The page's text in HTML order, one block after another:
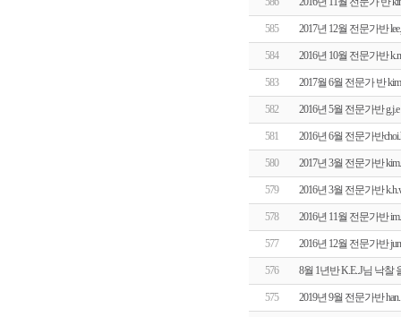
585 2017년 12월 전문가반
584 2016년 10월 전문가반
583 2017월 6월 전문가 반
582 2016년 5월 전문가반
581 2016년 6월 전문가반
580 2017년 3월 전문가반
579 2016년 3월 전문가반
578 2016년 11월 전문가반
577 2016년 12월 전문가반
576 8월 1년반 K.E..J님 낙찰
575 2019년 9월 전문가반